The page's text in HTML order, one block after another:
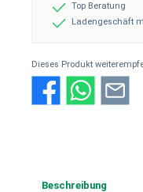
Top Beratung
Ladengeschäft
Dieses Produkt
Beschreibung